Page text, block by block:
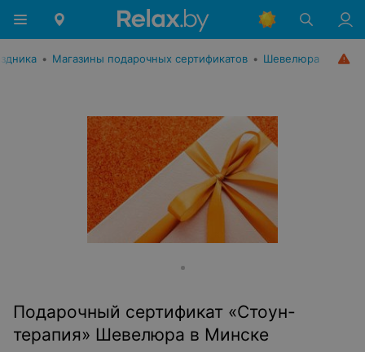
• Магазины подарочных сертификатов • Шевелюра
Подарочный сертификат «Стоун-
терапия» Шевелюра в Минске